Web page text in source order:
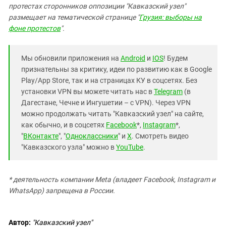
протестах сторонников оппозиции "Кавказский узел"
размещает на тематической странице "Грузия: выборы на
фоне протестов".
Мы обновили приложения на Android и IOS! Будем
признательны за критику, идеи по развитию как в Google
Play/App Store, так и на страницах КУ в соцсетях. Без
установки VPN вы можете читать нас вTelegram (в
Дагестане, Чечне и Ингушетии – с VPN). Через VPN
можно продолжать читать "Кавказский узел" на сайте,
как обычно, и в соцсетях Facebook*, Instagram*,
"ВКонтакте", "Одноклассники" и X. Смотреть видео
"Кавказского узла" можно вYouTube.
* деятельность компании Meta (владеет Facebook, Instagram и
WhatsApp) запрещена в России.
Автор: "Кавказский узел"